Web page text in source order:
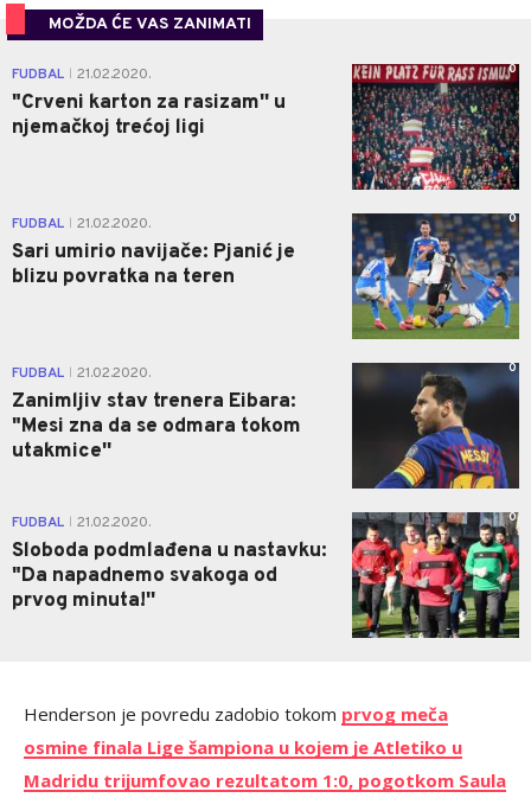
MOŽDA ĆE VAS ZANIMATI
FUDBAL 21.02.2020.
"Crveni karton za rasizam'' u
njemačkoj trećoj ligi
0
FUDBAL 21.02.2020.
Sari umirio navijače: Pjanić je
blizu povratka na teren
0
FUDBAL 21.02.2020.
Zanimljiv stav trenera Eibara:
"Mesi zna da se odmara tokom
utakmice''
0
FUDBAL 21.02.2020.
Sloboda podmlađena u nastavku:
"Da napadnemo svakoga od
prvog minuta!''
0
Henderson je povredu zadobio tokom prvog meča
osmine finala Lige šampiona u kojem je Atletiko u
Madridu trijumfovao rezultatom 1:0, pogotkom Saula